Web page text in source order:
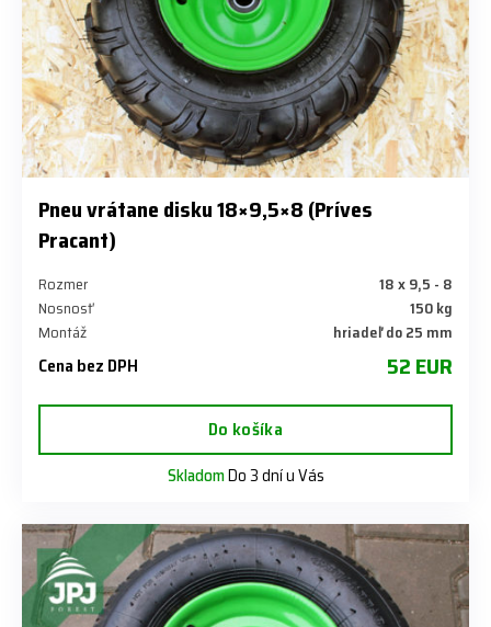
Pneu vrátane disku 18×9,5×8 (Príves
Pracant)
Rozmer
18 x 9,5 - 8
Nosnosť
150 kg
Montáž
hriadeľ do 25 mm
Cena bez DPH 52 EUR
Do košíka
SkladomDo 3 dní u Vás